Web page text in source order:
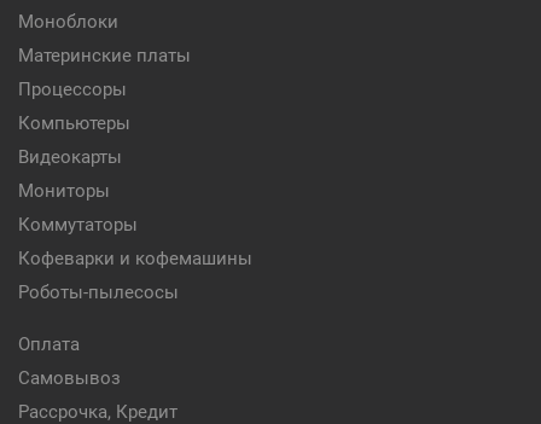
Моноблоки
Материнские платы
Процессоры
Компьютеры
Видеокарты
Мониторы
Коммутаторы
Кофеварки и кофемашины
Роботы-пылесосы
Оплата
Самовывоз
Рассрочка, Кредит